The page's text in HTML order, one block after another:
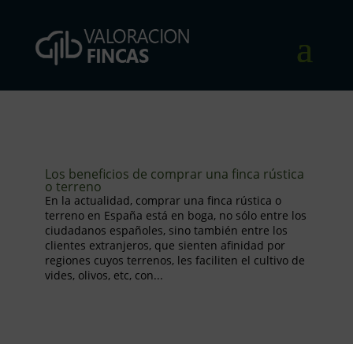
Los beneficios de comprar una finca rústica
o terreno
En la actualidad, comprar una finca rústica o
terreno en España está en boga, no sólo entre los
ciudadanos españoles, sino también entre los
clientes extranjeros, que sienten afinidad por
regiones cuyos terrenos, les faciliten el cultivo de
vides, olivos, etc, con...